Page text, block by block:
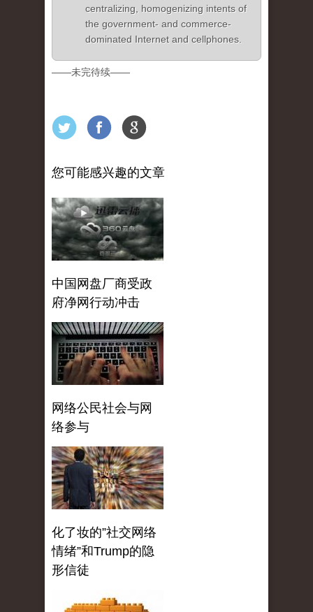
centralizing, homogenizing intents of
the government- and commerce-
dominated Internet and cellphones.
——未完待续——
您可能感兴趣的文章
中国网盘厂商受政
府净网行动冲击
网络公民社会与网
络参与
化了妆的”社交网络
情绪”和Trump的隐
形信徒